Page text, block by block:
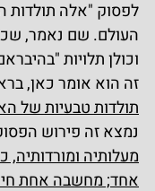
לפסוק "אלה תולדות
העולם. שם נאמר,
וכולן תלויות
זה הוא אומר כאן,
תולדות טבעיות של
נמצא זה פירוש
מעלותיה
אחד; מחשבה אחת חיה